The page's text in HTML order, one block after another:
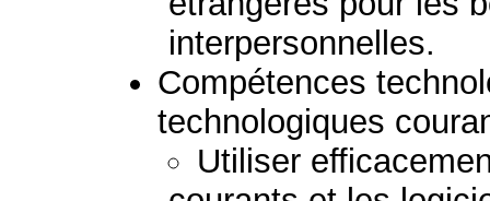
interpersonnelles.
Compétences
technologiques
Utiliser